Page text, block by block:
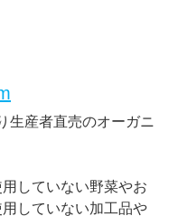
生産者直売のオーガニ
していない野菜やお
していない加工品や